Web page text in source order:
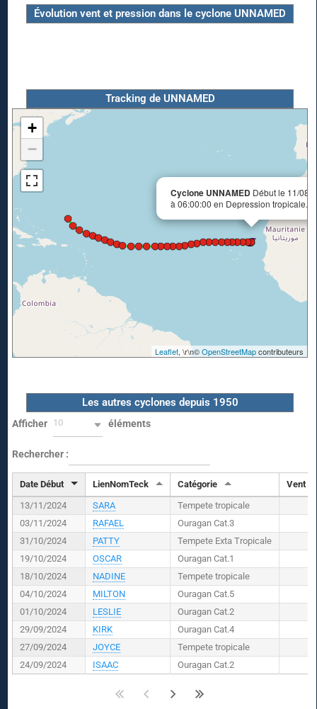
Évolution vent et pression dans le cyclone UNNAMED
Tracking de UNNAMED
Cyclone UNNAMED Début le 11/08/
à 06:00:00 en Depression tropicale.
+
−
Leaflet, \r\n©OpenStreetMapcontributeurs
Les autres cyclones depuis 1950
Afficher 10 éléments
Rechercher :
Date Début LienNomTeck Catégorie Vent (
13/11/2024
SARA
Tempete tropicale
03/11/2024
RAFAEL
Ouragan Cat.3
31/10/2024
PATTY
Tempete Exta Tropicale
19/10/2024
OSCAR
Ouragan Cat.1
18/10/2024
NADINE
Tempete tropicale
04/10/2024
MILTON
Ouragan Cat.5
01/10/2024
LESLIE
Ouragan Cat.2
29/09/2024
KIRK
Ouragan Cat.4
27/09/2024
JOYCE
Tempete tropicale
24/09/2024
ISAAC Ouragan Cat.2